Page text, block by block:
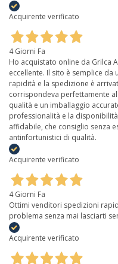
Acquirente verificato
4 Giorni Fa
Ho acquistato online da Grilca
eccellente. Il sito è semplice
rapidità e la spedizione è
corrispondeva perfettamente
qualità e un imballaggio
professionalità e la
affidabile, che consiglio senza
antinfortunistici di qualità.
Acquirente verificato
4 Giorni Fa
Ottimi venditori spedizioni
problema senza mai lasciarti
Acquirente verificato